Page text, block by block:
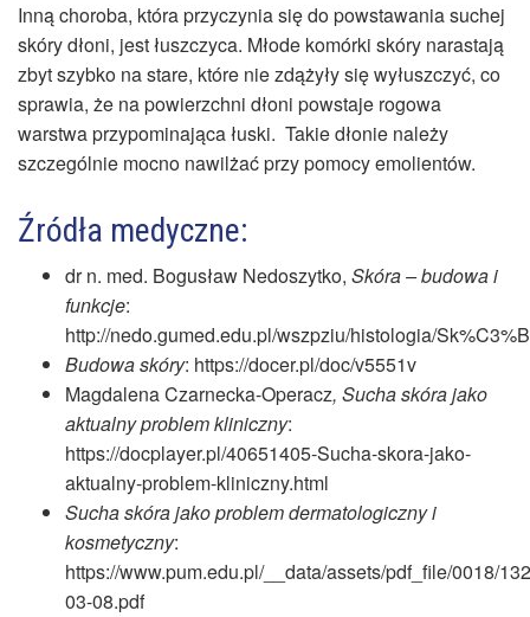
Inną choroba, która przyczynia się do powstawania suchej
skóry dłoni, jest łuszczyca. Młode komórki skóry narastają
zbyt szybko na stare, które nie zdążyły się wyłuszczyć, co
sprawia, że na powierzchni dłoni powstaje rogowa
warstwa przypominająca łuski. Takie dłonie należy
szczególnie mocno nawilżać przy pomocy emolientów.
Źródła medyczne:
dr n. med. Bogusław Nedoszytko, Skóra – budowa i
funkcje:
http://nedo.gumed.edu.pl/wszpziu/histologia/
Budowa skóry: https://docer.pl/doc/v5551v
Magdalena Czarnecka-Operacz, Sucha skóra jako
aktualny problem kliniczny:
https://docplayer.pl/40651405-Sucha-skora-jako-
aktualny-problem-kliniczny.html
Sucha skóra jako problem dermatologiczny i
kosmetyczny:
https://www.pum.edu.pl/__data/assets/pdf_file/0018/
03-08.pdf